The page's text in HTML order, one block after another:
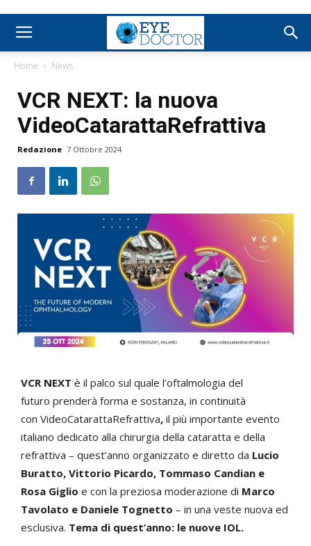
Home News
VCR NEXT: la nuova
VideoCatarattaRefrattiva
Redazione 7 Ottobre 2024
VCR NEXT è il palco sul quale l‘oftalmologia del
futuro prenderà forma e sostanza, in continuità
con VideoCatarattaRefrattiva, il più importante evento
italiano dedicato alla chirurgia della cataratta e della
refrattiva – quest’anno organizzato e diretto da Lucio
Buratto, Vittorio Picardo, Tommaso Candian e
Rosa Giglio e con la preziosa moderazione di Marco
Tavolato e Daniele Tognetto – in una veste nuova ed
esclusiva. Tema di quest’anno: le nuove IOL.